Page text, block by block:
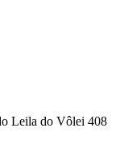
Leila do Vôlei 408